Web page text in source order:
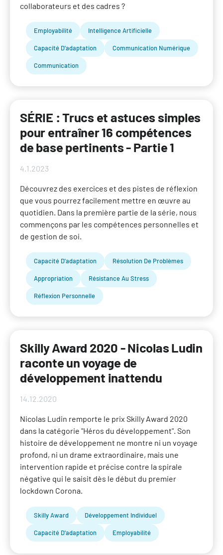
collaborateurs et des cadres ?
Employabilité Intelligence Artificielle
Capacité D'adaptation Communication Numérique
Communication
SÉRIE : Trucs et astuces simples
pour entraîner 16 compétences
de base pertinents - Partie 1
4.1.2023
Découvrez des exercices et des pistes de réflexion
que vous pourrez facilement mettre en œuvre au
quotidien. Dans la première partie de la série, nous
commençons par les compétences personnelles et
de gestion de soi.
Capacité D'adaptation Résolution De Problèmes
Appropriation Résistance Au Stress
Réflexion Personnelle
Skilly Award 2020 - Nicolas Ludin
raconte un voyage de
développement inattendu
14.12.2020
Nicolas Ludin remporte le prix Skilly Award 2020
dans la catégorie "Héros du développement". Son
histoire de développement ne montre ni un voyage
profond, ni un drame extraordinaire, mais une
intervention rapide et précise contre la spirale
négative qui le saisit dès le début du premier
lockdown Corona.
Skilly Award Développement Individuel
Capacité D'adaptation Employabilité